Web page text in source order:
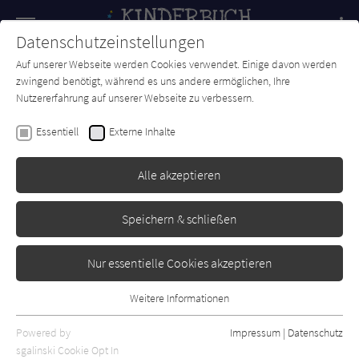
SUCHE Forum Charts Newsletter
Delphine Bournay
Krümel und Pfefferminz -
Allerbeste Freunde
Hanser
Datenschutzeinstellungen
Auf unserer Webseite werden Cookies verwendet. Einige davon werden
zwingend benötigt, während es uns andere ermöglichen, Ihre
Nutzererfahrung auf unserer Webseite zu verbessern.
Essentiell Externe Inhalte
Alle akzeptieren
Speichern & schließen
Nur essentielle Cookies akzeptieren
Essentielle Cookies werden für grundlegende Funktionen der
Webseite benötigt. Dadurch ist gewährleistet, dass die Webseite
Weitere Informationen
Powered by
sgalinski Cookie Opt In
Impressum | Datenschutz